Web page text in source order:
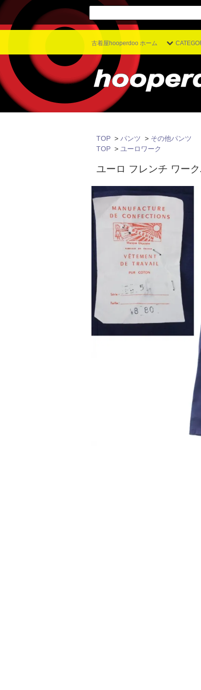
古着屋hooperdoo ホーム
TOP > パンツ > その他パンツ
TOP > ユーロワーク
ユーロ フレンチ ワー